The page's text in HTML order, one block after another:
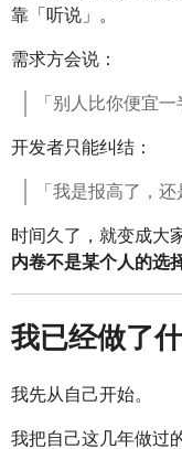
靠「听说」。
需求方会说：
「别人比你便宜一
开发者只能纠结：
「我是报高了，
时间久了，就变成大
内卷不是某个人的选
我已经做了
我先从自己开始。
我把自己这几年做过